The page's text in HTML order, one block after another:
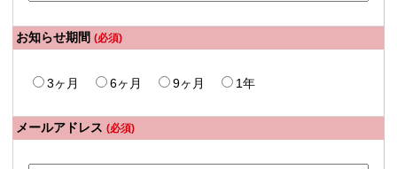
お知らせ期間 (必須)
3ヶ月 6ヶ月 9ヶ月 1年
メールアドレス (必須)